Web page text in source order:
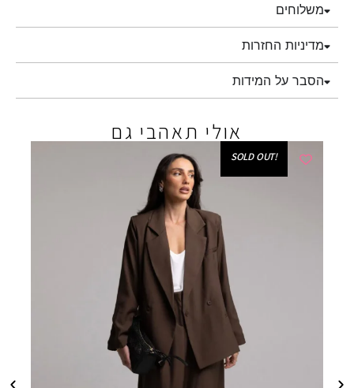
משלוחים
מדיניות החזרות
הסבר על המידות
אולי תאהבי גם
!SOLD OUT